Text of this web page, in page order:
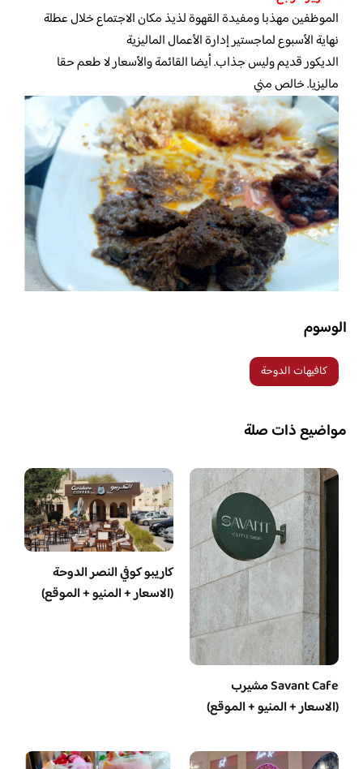
الموظفين مهذبا ومفيدة القهوة لذيذ مكان الاجتماع خلال عطلة
نهاية الأسبوع لماجستير إدارة الأعمال الماليزية
الديكور قديم وليس جذاب. أيضا القائمة والأسعار لا طعم حقا
ماليزيا. خالص مني
الوسوم
كافيهات الدوحة
مواضيع ذات صلة
Savant Cafe مشيرب
(الاسعار + المنيو + الموقع)
كاريبو كوفي النصر الدوحة
(الاسعار + المنيو + الموقع)